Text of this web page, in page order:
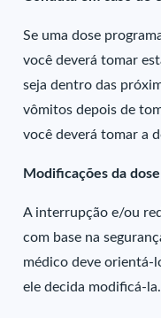
Se uma dose
você deverá tomar
seja dentro das
vômitos depois de
você deverá tomar a
Modificações da dose
A interrupção e/ou
com base na
médico deve orientá-
ele decida modificá-la.